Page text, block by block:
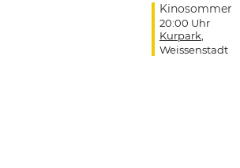
Kinosommer
20:00 Uhr
Kurpark
Weissenstadt